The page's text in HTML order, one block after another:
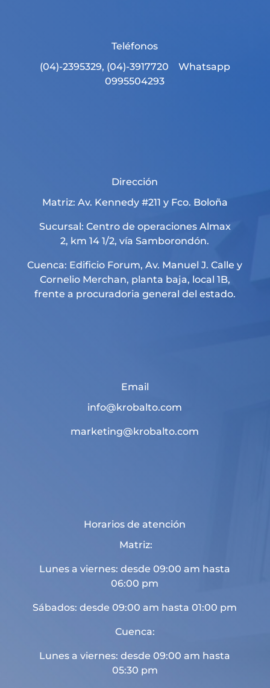
Teléfonos
(04)-2395329, (04)-3917720 Whatsapp
0995504293
Dirección
Matriz: Av. Kennedy #211 y Fco. Boloña
Sucursal: Centro de operaciones Almax
2, km 14 1/2, vía Samborondón.
Cuenca: Edificio Forum, Av. Manuel J. Calle y
Cornelio Merchan, planta baja, local 1B,
frente a procuradoria general del estado.
Email
info@krobalto.com
marketing@krobalto.com
Horarios de atención
Matriz:
Lunes a viernes: desde 09:00 am hasta
06:00 pm
Sábados: desde 09:00 am hasta 01:00 pm
Cuenca:
Lunes a viernes: desde 09:00 am hasta
05:30 pm